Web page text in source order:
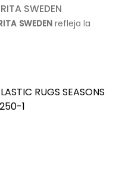
SWEDEN
SWEDEN refleja la
Sus tejidos
ofrecer una
comodidad y un
día. La calidad de sus
artesanal